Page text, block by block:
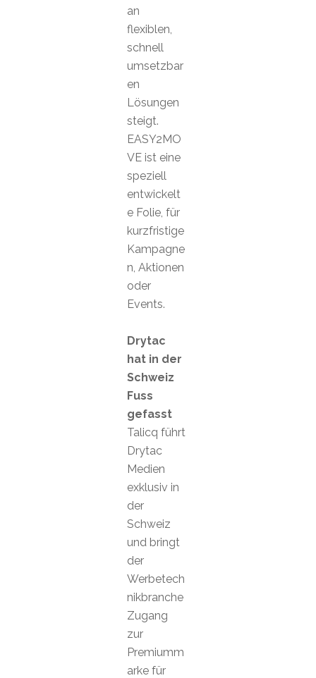
an
flexiblen,
schnell
umsetzbar
en
Lösungen
steigt.
EASY2MO
VE ist eine
speziell
entwickelt
e Folie, für
kurzfristige
Kampagne
n, Aktionen
oder
Events.
Drytac
hat in der
Schweiz
Fuss
gefasst
Talicq führt
Drytac
Medien
exklusiv in
der
Schweiz
und bringt
der
Werbetech
nikbranche
Zugang
zur
Premiumm
arke für